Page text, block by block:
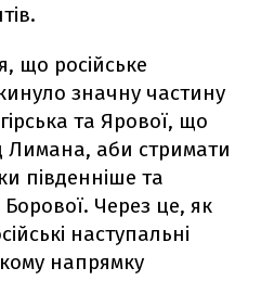
що російське
значну частину
та Ярової, що
Лимана, аби стримати
південніше та
Борової. Через це, як
наступальні
напрямку